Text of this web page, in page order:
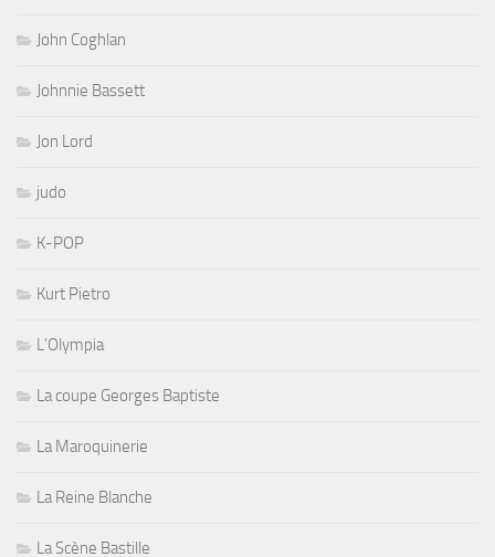
John Coghlan
Johnnie Bassett
Jon Lord
judo
K-POP
Kurt Pietro
L'Olympia
La coupe Georges Baptiste
La Maroquinerie
La Reine Blanche
La Scène Bastille